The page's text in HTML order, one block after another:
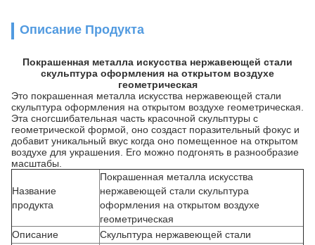
Описание Продукта
Покрашенная металла искусства нержавеющей стали
скульптура оформления на открытом воздухе
геометрическая
Это покрашенная металла искусства нержавеющей стали
скульптура оформления на открытом воздухе геометрическая.
Эта сногсшибательная часть красочной скульптуры с
геометрической формой, оно создаст поразительный фокус и
добавит уникальный вкус когда оно помещенное на открытом
воздухе для украшения. Его можно подгонять в разнообразие
масштабы.
Название
продукта
Покрашенная металла искусства
нержавеющей стали скульптура
оформления на открытом воздухе
геометрическая
Описание
Скульптура нержавеющей стали